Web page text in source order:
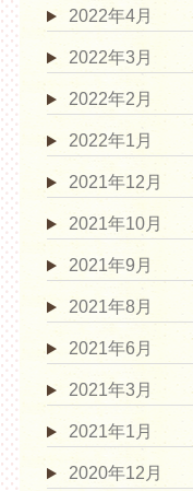
2022年4月
2022年3月
2022年2月
2022年1月
2021年12月
2021年10月
2021年9月
2021年8月
2021年6月
2021年3月
2021年1月
2020年12月